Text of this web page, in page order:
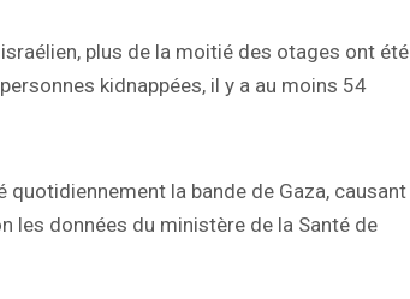
plus de la moitié des otages ont été
kidnappées, il y a au moins 54
quotidiennement la bande de Gaza, causant
les données du ministère de la Santé de